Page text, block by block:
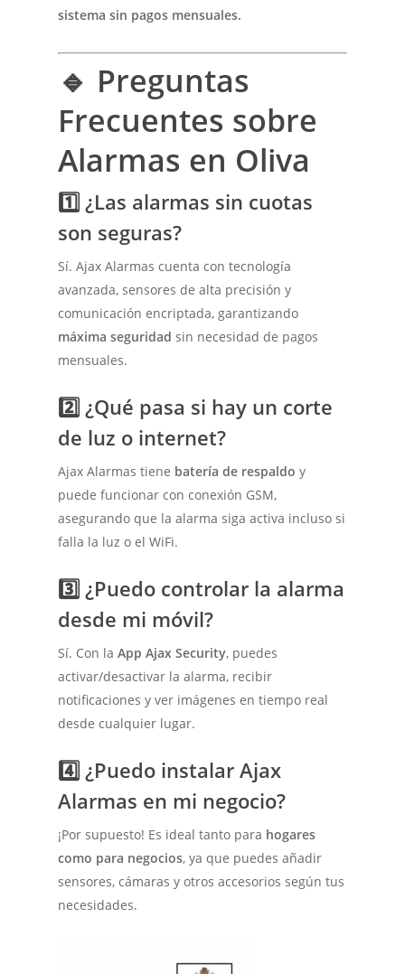
sistema sin pagos mensuales.
🔹 Preguntas
Frecuentes sobre
Alarmas en Oliva
1️⃣ ¿Las alarmas sin cuotas
son seguras?
Sí. Ajax Alarmas cuenta con tecnología
avanzada, sensores de alta precisión y
comunicación encriptada, garantizando
máxima seguridad sin necesidad de pagos
mensuales.
2️⃣ ¿Qué pasa si hay un corte
de luz o internet?
Ajax Alarmas tiene batería de respaldo y
puede funcionar con conexión GSM,
asegurando que la alarma siga activa incluso si
falla la luz o el WiFi.
3️⃣ ¿Puedo controlar la alarma
desde mi móvil?
Sí. Con laApp Ajax Security, puedes
activar/desactivar la alarma, recibir
notificaciones y ver imágenes en tiempo real
desde cualquier lugar.
4️⃣ ¿Puedo instalar Ajax
Alarmas en mi negocio?
¡Por supuesto! Es ideal tanto para hogares
como para negocios, ya que puedes añadir
sensores, cámaras y otros accesorios según tus
necesidades.